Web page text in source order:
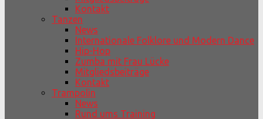
Kontakt
Tanzen
News
Internationale Folklore und Modern Dance
Hip-Hop
Zumba mit Frau Lücke
Mitgliedsbeiträge
Kontakt
Trampolin
News
Rund ums Training